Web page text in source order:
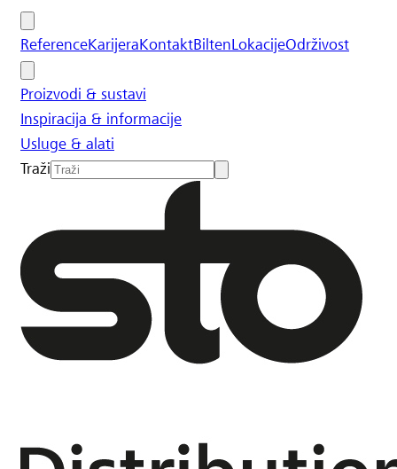
ReferenceKarijeraKontaktBiltenLokacijeOdrživost
Proizvodi & sustavi
Inspiracija & informacije
Usluge & alati
Traži